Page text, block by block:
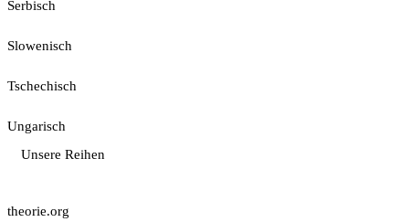
Serbisch
Slowenisch
Tschechisch
Ungarisch
Unsere Reihen
theorie.org